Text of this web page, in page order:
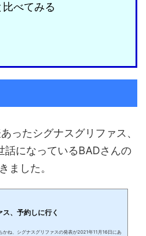
べてみる
ったシグナスグリファス、
話になっているBADさんの
ました。
、予約しに行く
かね、シグナスグリファスの発表が2021年11月16日にあ